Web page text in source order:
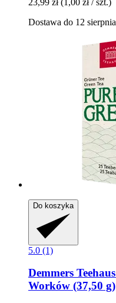
Dostawa do 12 sierpnia
Do koszyka
5.0 (1)
Demmers Teehaus
Worków (37,50 g)